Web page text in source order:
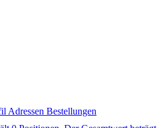
Adressen Bestellungen